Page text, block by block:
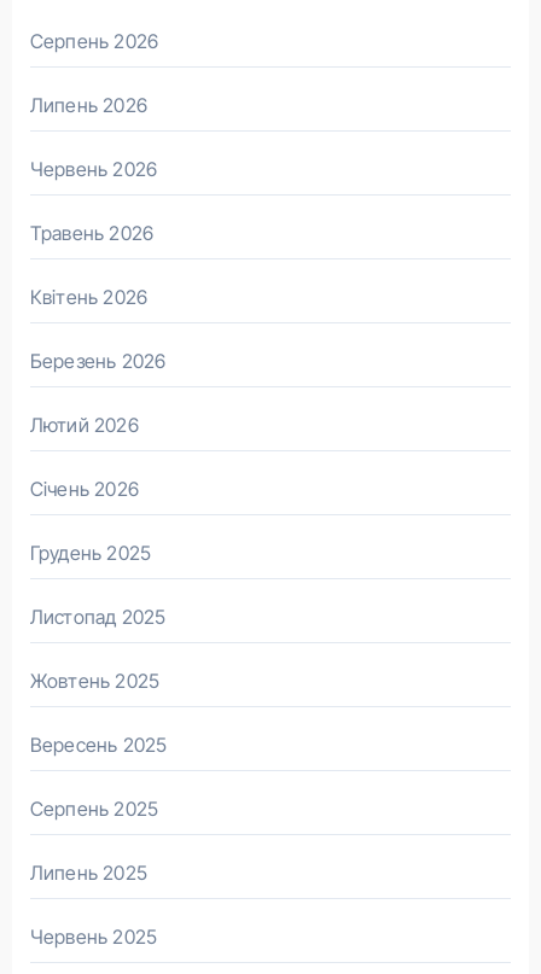
Серпень 2026
Липень 2026
Червень 2026
Травень 2026
Квітень 2026
Березень 2026
Лютий 2026
Січень 2026
Грудень 2025
Листопад 2025
Жовтень 2025
Вересень 2025
Серпень 2025
Липень 2025
Червень 2025